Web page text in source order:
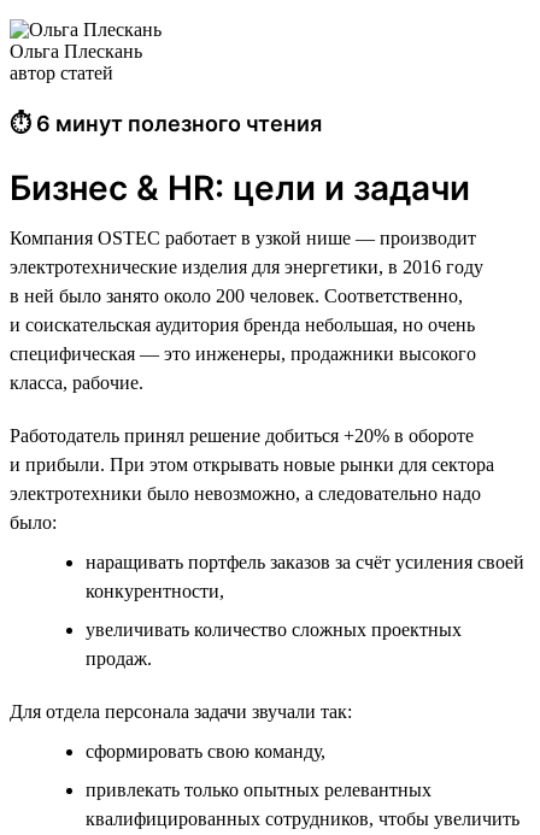
Ольга Плескань
автор статей
⏱ 6 минут полезного чтения
Бизнес & HR: цели и задачи
Компания OSTEC работает в узкой нише — производит
электротехнические изделия для энергетики, в 2016 году
в ней было занято около 200 человек. Соответственно,
и соискательская аудитория бренда небольшая, но очень
специфическая — это инженеры, продажники высокого
класса, рабочие.
Работодатель принял решение добиться +20% в обороте
и прибыли. При этом открывать новые рынки для сектора
электротехники было невозможно, а следовательно надо
было:
наращивать портфель заказов за счёт усиления своей
конкурентности,
увеличивать количество сложных проектных
продаж.
Для отдела персонала задачи звучали так:
сформировать свою команду,
привлекать только опытных релевантных
квалифицированных сотрудников, чтобы увеличить